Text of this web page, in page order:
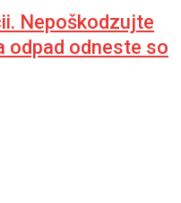
Nepoškodzujte
odpad odneste so